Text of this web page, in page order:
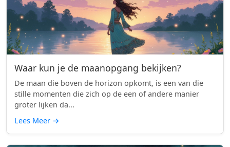
Waar kun je de maanopgang bekijken?
De maan die boven de horizon opkomt, is een van die
stille momenten die zich op de een of andere manier
groter lijken da...
Lees Meer →